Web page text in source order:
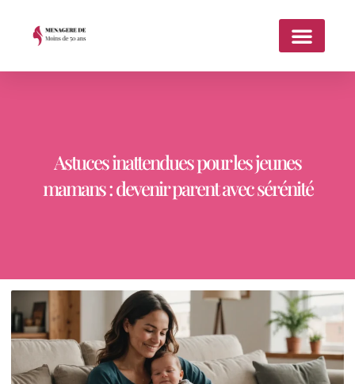
Astuces inattendues pour les jeunes
mamans : devenir parent avec sérénité